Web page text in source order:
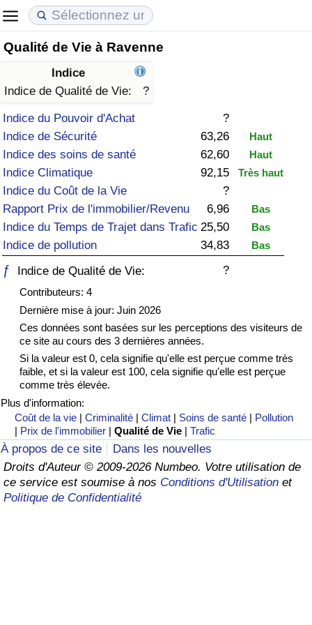
Qualité de Vie à Ravenne
Indice
Indice de Qualité de Vie:
?
Indice du Pouvoir d'Achat
?
Indice de Sécurité
63,26 Haut
Indice des soins de santé 62,60 Haut
Indice Climatique 92,15 Très haut
Indice du Coût de la Vie
?
Rapport Prix de l'immobilier/Revenu
6,96 Bas
Indice du Temps de Trajet dans Trafic 25,50 Bas
Indice de pollution 34,83 Bas
ƒ Indice de Qualité de Vie: ?
Contributeurs: 4
Dernière mise à jour: Juin 2026
Ces données sont basées sur les perceptions des visiteurs de
ce site au cours des 3 dernières années.
Si la valeur est 0, cela signifie qu'elle est perçue comme très
faible, et si la valeur est 100, cela signifie qu'elle est perçue
comme très élevée.
Plus d'information:
Coût de la vie |Criminalité |Climat | Soins de santé | Pollution
| Prix de l'immobilier |Qualité de Vie |Trafic
À propos de ce site
Dans les nouvelles
Droits d'Auteur © 2009-2026 Numbeo. Votre utilisation de
ce service est soumise à nos Conditions d'Utilisation et
Politique de Confidentialité
Coût de la vie
Indice du Coût de la Vie (Actuel)
Indice du Coût de la Vie
Indice du coût de la vie par pays
à Akaba
Prix de l'immobilier
Indice des Prix de l'immobilier (Actuel)
Indice des Prix de l'immobilier
Indice des Prix de l'immobilier par Pays
Qualité de Vie
Indice de Qualité de Vie
Indice de Qualité de Vie (Actuel)
Indice de qualité de vie par pays
Criminalité
Indice de Criminalité (Actuel)
Indice de Criminalité
Soins de santé
Indice des soins de santé (Actuel)
Indice des soins de santé
Indice des soins de santé par Pays
Pollution